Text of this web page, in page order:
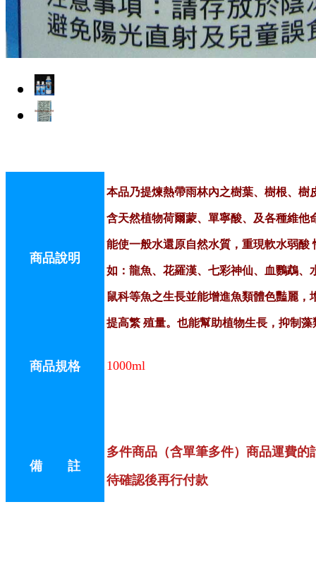
商品說明
本品乃提煉熱帶雨林內之樹葉、樹根、樹
含天然植物荷爾蒙、單寧酸、及各種維
能使一般水還原自然水質，重現軟水弱酸
如：龍魚、花羅漢、七彩神仙、血鸚鵡、
鼠科等魚之生長並能增進魚類體色豔麗，
提高繁 殖量。也能幫助植物生長，抑制藻
商品規格 1000ml
備 註
多件商品（含單筆多件）商品運費的
待確認後再行付款